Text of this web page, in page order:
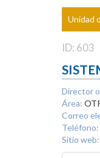
Unidad
ID: 603
Director
Área:
Correo
Teléfono:
Sitio web: